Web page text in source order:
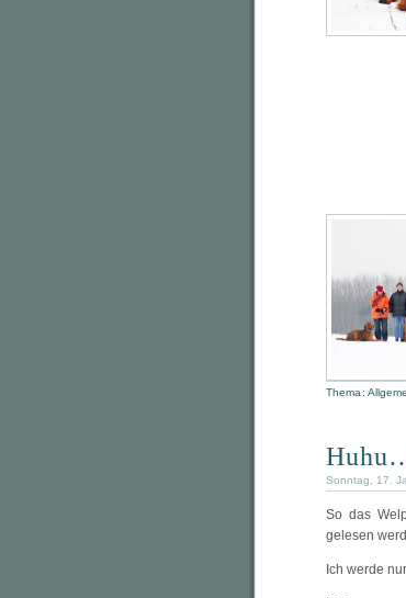
Thema:
Sonntag, 17.
So das
gelesen
Ich werde